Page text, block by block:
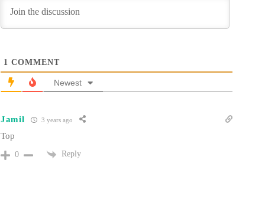
1 COMMENT
Newest
Jamil 3 years ago
Top
0 Reply